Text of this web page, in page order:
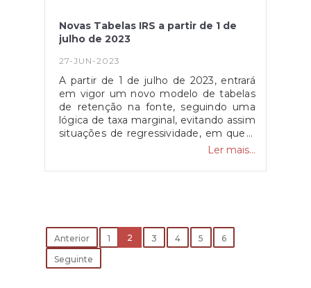
Novas Tabelas IRS a partir de 1 de
julho de 2023
27-JUN-2023
A partir de 1 de julho de 2023, entrará
em vigor um novo modelo de tabelas
de retenção na fonte, seguindo uma
lógica de taxa marginal, evitando assim
situações de regressividade, em que a
aumentos da remuneração mensal
remuneração mensal
762 euros mensais, por via da aplicação
do mínimo de existência, bem como as
demais atualizações nos limites e taxas
de retenção.Fonte: Diário da
Ler mais...
Anterior 1 2 3 4 5
6
Seguinte